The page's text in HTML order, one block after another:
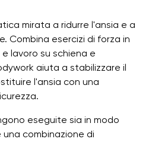
mirata a ridurre l'ansia e a
Combina esercizi di forza in
lavoro su schiena e
aiuta a stabilizzare il
l'ansia con una
eseguite sia in modo
combinazione di